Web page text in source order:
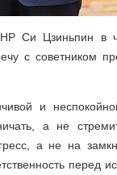
Си Цзиньпин в
с советником
и
а не
а не на
перед